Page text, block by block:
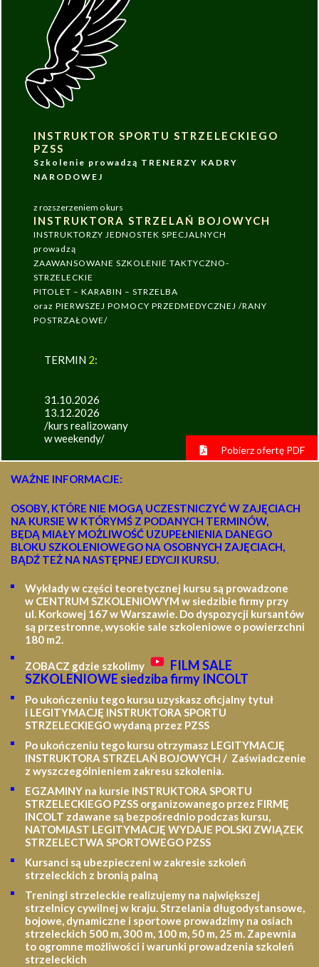
INSTRUKTOR SPORTU STRZELECKIEGO
PZSS
Szkolenie prowadzą TRENERZY KADRY
NARODOWEJ
z rozszerzeniem o kurs
INSTRUKTORA STRZELAŃ BOJOWYCH
INSTRUKTORZY JEDNOSTEK SPECJALNYCH
prowadzą
ZAAWANSOWANE SZKOLENIE TAKTYCZNO-
STRZELECKIE
PITOLET – KARABIN – STRZELBA
oraz PIERWSZEJ POMOCY PRZEDMEDYCZNEJ /RANY
POSTRZAŁOWE/
TERMIN 2:
31.10.2026
13.12.2026
/kurs realizowany
w weekendy/
Pobierz ofertę PDF
WAŻNE INFORMACJE:
OSOBY, KTÓRE NIE MOGĄ UCZESTNICZYĆ W ZAJĘCIACH
NA KURSIE W KTÓRYMŚ Z PODANYCH TERMINÓW,
BĘDĄ MIAŁY MOŻLIWOŚĆ UZUPEŁNIENIA DANEGO
BLOKU SZKOLENIOWEGO NA OSOBNYCH ZAJĘCIACH,
BĄDŹ TEŻ NA NASTĘPNEJ EDYCJI KURSU.
Wykłady w części teoretycznej kursu są prowadzone
w CENTRUM SZKOLENIOWYM w siedzibie firmy przy
ul. Korkowej 167 w Warszawie. Do dyspozycji kursantów
są przestronne, wysokie sale szkoleniowe o powierzchni
180 m2.
ZOBACZ gdzie szkolimy
FILM SALE
SZKOLENIOWE siedziba firmy INCOLT
Po ukończeniu tego kursu uzyskasz oficjalny tytuł
i LEGITYMACJĘ INSTRUKTORA SPORTU
STRZELECKIEGO wydaną przez PZSS
Po ukończeniu tego kursu otrzymasz LEGITYMACJĘ
INSTRUKTORA STRZELAŃ BOJOWYCH / Zaświadczenie
z wyszczególnieniem zakresu szkolenia.
EGZAMINY na kursie INSTRUKTORA SPORTU
STRZELECKIEGO PZSS organizowanego przez FIRMĘ
INCOLT zdawane są bezpośrednio podczas kursu,
NATOMIAST LEGITYMACJĘ WYDAJE POLSKI ZWIĄZEK
STRZELECTWA SPORTOWEGO PZSS
Kursanci są ubezpieczeni w zakresie szkoleń
strzeleckich z bronią palną
Treningi strzeleckie realizujemy na największej
strzelnicy cywilnej w kraju. Strzelania długodystansowe,
bojowe, dynamiczne i sportowe prowadzimy na osiach
strzeleckich 500 m, 300 m, 100 m, 50 m, 25 m. Zapewnia
to ogromne możliwości i warunki prowadzenia szkoleń
strzeleckich